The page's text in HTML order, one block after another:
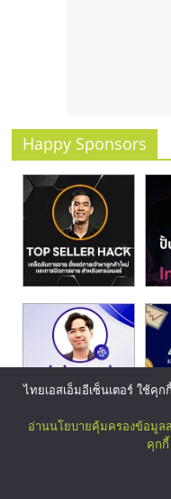
Happy Sponsors
ไทยเอสเอ็มอีเซ็นเตอร์ ใช้คุ
อ่านนโยบายคุ้มครองข้อมูล
คุกกี้